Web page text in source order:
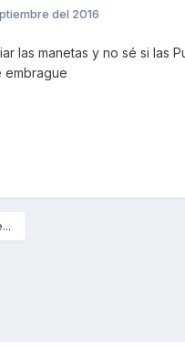
del 2016
las manetas y no sé si las
embrague